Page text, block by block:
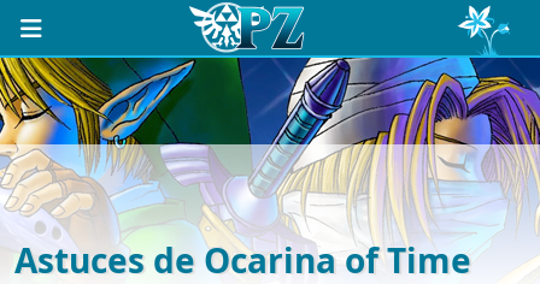
Astuces de Ocarina of Time